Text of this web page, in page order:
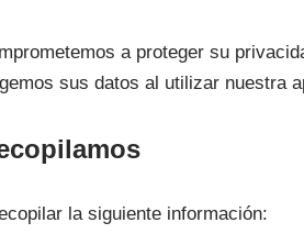
a proteger su
sus datos al utilizar nuestra
la siguiente información: